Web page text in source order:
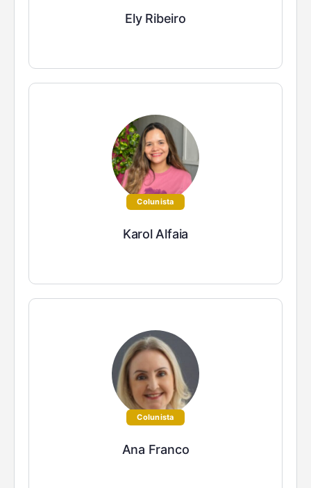
Ely Ribeiro
Colunista
Karol Alfaia
Colunista
Ana Franco